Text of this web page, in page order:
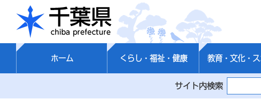
千葉県
ホーム くらし・福祉・健康 教育・文化・
サイト内検索